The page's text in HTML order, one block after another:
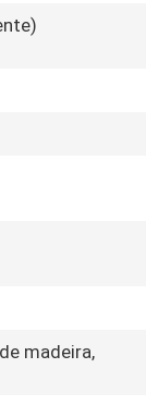
madeira,